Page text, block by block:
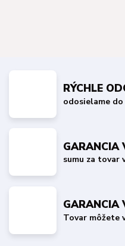
RÝCHLE
odosielame
GARANCIA
sumu za tovar
GARANCIA
Tovar môžete